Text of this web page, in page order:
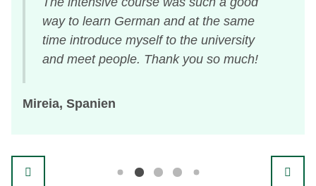
way to learn German and at the same
time introduce myself to the university
and meet people. Thank you so much!
Mireia, Spanien